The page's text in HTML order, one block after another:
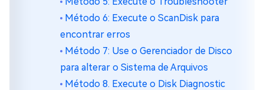
Método 6: Execute o ScanDisk para
encontrar erros
Método 7: Use o Gerenciador de Disco
para alterar o Sistema de Arquivos
Método 8. Execute o Disk Diagnostic